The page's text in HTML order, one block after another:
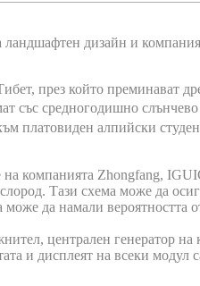
дизайн и
през който преминават
със средногодишно
алпийски
компанията Zhongfang,
Тази схема може да
да намали
централен генератор
и дисплеят на всеки модул